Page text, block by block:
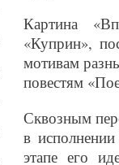
Картина
«Куприн»,
мотивам
повестям
Сквозным
в
этапе его